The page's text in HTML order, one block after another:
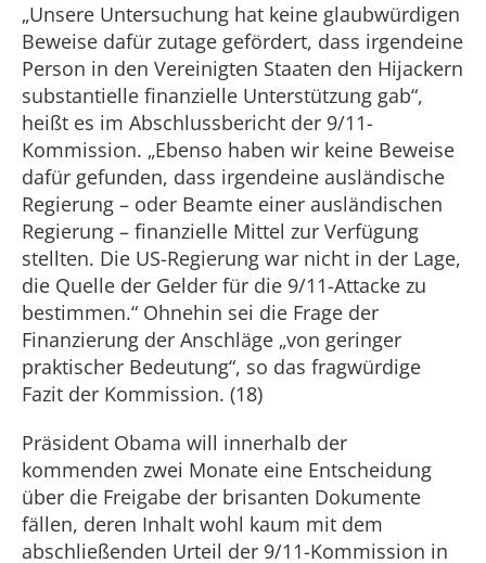
„Unsere Untersuchung hat keine glaubwürdigen
Beweise dafür zutage gefördert, dass irgendeine
Person in den Vereinigten Staaten den Hijackern
substantielle finanzielle Unterstützung gab“,
heißt es im Abschlussbericht der 9/11-
Kommission. „Ebenso haben wir keine Beweise
dafür gefunden, dass irgendeine ausländische
Regierung – oder Beamte einer ausländischen
Regierung – finanzielle Mittel zur Verfügung
stellten. Die US-Regierung war nicht in der Lage,
die Quelle der Gelder für die 9/11-Attacke zu
bestimmen.“ Ohnehin sei die Frage der
Finanzierung der Anschläge „von geringer
praktischer Bedeutung“, so das fragwürdige
Fazit der Kommission. (18)
Präsident Obama will innerhalb der
kommenden zwei Monate eine Entscheidung
über die Freigabe der brisanten Dokumente
fällen, deren Inhalt wohl kaum mit dem
abschließenden Urteil der 9/11-Kommission in